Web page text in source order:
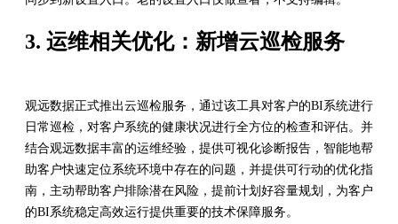
3. 运维相关优化：新增云巡检服务
观远数据正式推出云巡检服务，通过该工具对客户的BI系统进行
日常巡检，对客户系统的健康状况进行全方位的检查和评估。并
结合观远数据丰富的运维经验，提供可视化诊断报告，智能地帮
助客户快速定位系统环境中存在的问题，并提供可行动的优化指
南，主动帮助客户排除潜在风险，提前计划好容量规划，为客户
的BI系统稳定高效运行提供重要的技术保障服务。